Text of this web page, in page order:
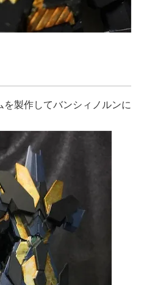
製作してバンシィノルンに